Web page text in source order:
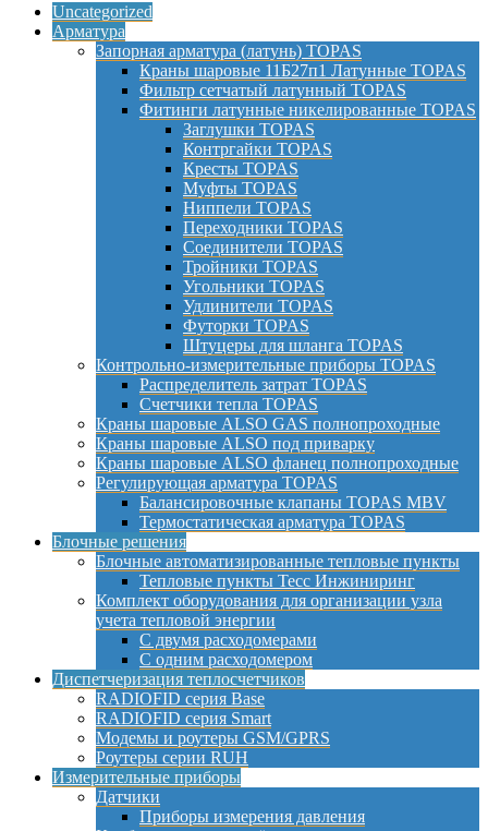
Uncategorized
Арматура
Запорная арматура (латунь) TOPAS
Краны шаровые 11Б27п1 Латунные TOPAS
Фильтр сетчатый латунный TOPAS
Фитинги латунные никелированные TOPAS
Заглушки TOPAS
Контргайки TOPAS
Кресты TOPAS
Муфты TOPAS
Ниппели TOPAS
Переходники TOPAS
Соединители TOPAS
Тройники TOPAS
Угольники TOPAS
Удлинители TOPAS
Футорки TOPAS
Штуцеры для шланга TOPAS
Контрольно-измерительные приборы TOPAS
Распределитель затрат TOPAS
Счетчики тепла TOPAS
Краны шаровые ALSO GAS полнопроходные
Краны шаровые ALSO под приварку
Краны шаровые ALSO фланец полнопроходные
Регулирующая арматура TOPAS
Балансировочные клапаны TOPAS MBV
Термостатическая арматура TOPAS
Блочные решения
Блочные автоматизированные тепловые пункты
Тепловые пункты Тесс Инжиниринг
Комплект оборудования для организации узла
учета тепловой энергии
С двумя расходомерами
С одним расходомером
Диспетчеризация теплосчетчиков
RADIOFID серия Base
RADIOFID серия Smart
Модемы и роутеры GSM/GPRS
Роутеры серии RUH
Измерительные приборы
Датчики
Приборы измерения давления